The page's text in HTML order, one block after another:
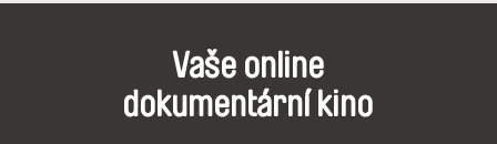
Vaše online
dokumentární kino